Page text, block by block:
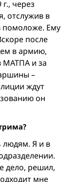
через
отслужив в
Ему
после
в армию,
МАТПА и за
–
ждут
он
людям. Я и в
дело, решил,
мне